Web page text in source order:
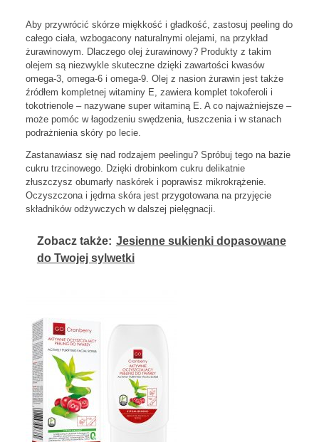
Aby przywrócić skórze miękkość i gładkość, zastosuj peeling do
całego ciała, wzbogacony naturalnymi olejami, na przykład
żurawinowym. Dlaczego olej żurawinowy? Produkty z takim
olejem są niezwykle skuteczne dzięki zawartości kwasów
omega-3, omega-6 i omega-9. Olej z nasion żurawin jest także
źródłem kompletnej witaminy E, zawiera komplet tokoferoli i
tokotrienole – nazywane super witaminą E. A co najważniejsze –
może pomóc w łagodzeniu swędzenia, łuszczenia i w stanach
podrażnienia skóry po lecie.
Zastanawiasz się nad rodzajem peelingu? Spróbuj tego na bazie
cukru trzcinowego. Dzięki drobinkom cukru delikatnie
złuszczysz obumarły naskórek i poprawisz mikrokrążenie.
Oczyszczona i jędrna skóra jest przygotowana na przyjęcie
składników odżywczych w dalszej pielęgnacji.
Zobacz także: Jesienne sukienki dopasowane
do Twojej sylwetki